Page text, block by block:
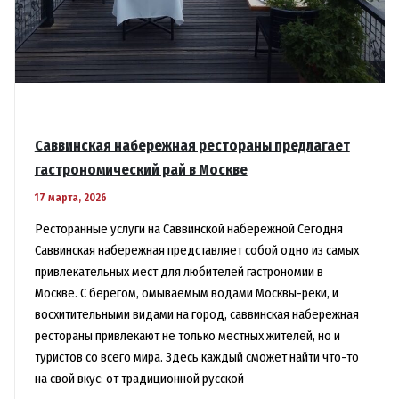
Саввинская набережная рестораны предлагает
гастрономический рай в Москве
17 марта, 2026
Ресторанные услуги на Саввинской набережной Сегодня
Саввинская набережная представляет собой одно из самых
привлекательных мест для любителей гастрономии в
Москве. С берегом, омываемым водами Москвы-реки, и
восхитительными видами на город, саввинская набережная
рестораны привлекают не только местных жителей, но и
туристов со всего мира. Здесь каждый сможет найти что-то
на свой вкус: от традиционной русской